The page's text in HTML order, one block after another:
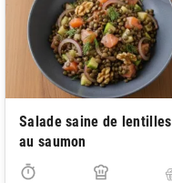
Salade saine de lentilles
au saumon